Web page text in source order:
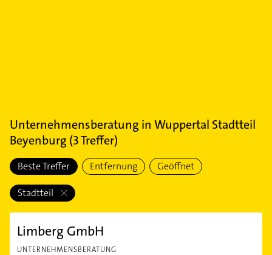
Unternehmensberatung in Wuppertal Stadtteil
Beyenburg (3Treffer)
Beste Treffer Entfernung Geöffnet
Stadtteil
Limberg GmbH
UNTERNEHMENSBERATUNG